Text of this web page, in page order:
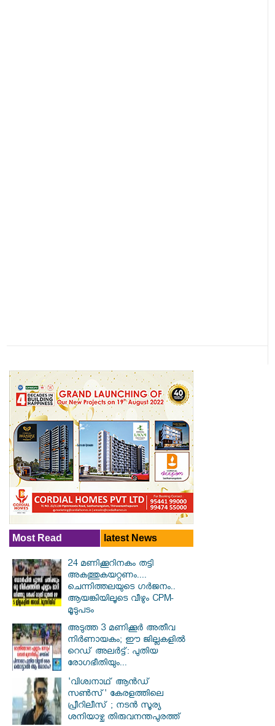
Most Read latest News
24 മണിക്കൂറിനകം തട്ടി
അകത്തുകയറ്റണം....
ചെന്നിത്തലയുടെ ഗർജനം..
ആയങ്കിയിലൂടെ വീഴും CPM-
മൂടുപടം
അടുത്ത 3 മണിക്കൂർ അതീവ
നിർണായകം; ഈ ജില്ലകളിൽ
റെഡ് അലർട്ട്: പുതിയ
രോഗഭീതിയും...
'വിശ്വനാഥ് ആന്‍ഡ്
സണ്‍സ്' കേരളത്തിലെ
പ്രീറിലീസ് ; നടന്‍ സൂര്യ
ശനിയാഴ്ച തിരുവനന്തപുരത്ത്